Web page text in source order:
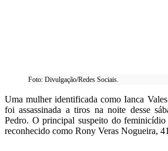
Foto: Divulgação/Redes Sociais.
Uma mulher identificada como Ianca
foi assassinada a tiros na noite desse
Pedro. O principal suspeito do
reconhecido como Rony Veras Nogueira,